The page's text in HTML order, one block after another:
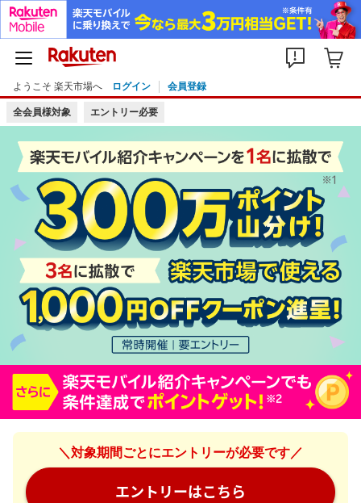
ようこそ 楽天市場へ ログイン 会員登録
全会員様対象 エントリー必要
＼対象期間ごとにエントリーが必要です／
エントリーはこちら